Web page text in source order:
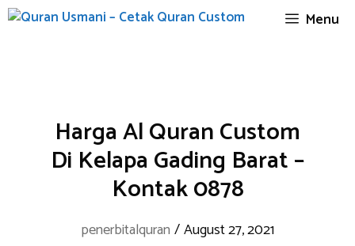
Skip
Menu
Harga Al Quran Custom
Di Kelapa Gading Barat –
Kontak 0878
penerbitalquran /August 27, 2021